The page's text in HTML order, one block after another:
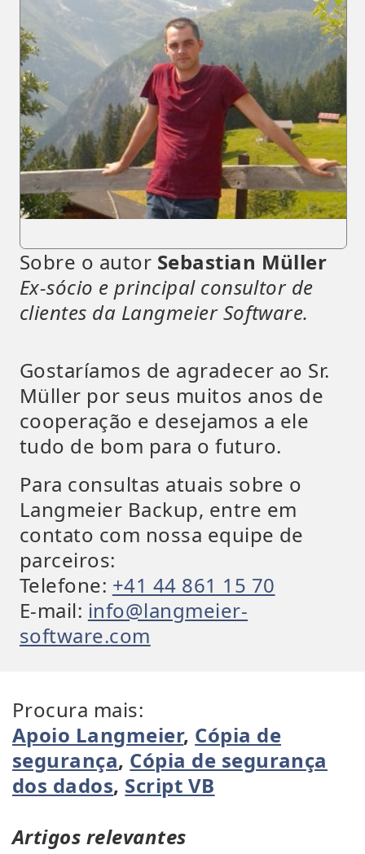
Sobre o autor Sebastian Müller
Ex-sócio e principal consultor de
clientes da Langmeier Software.
Gostaríamos de agradecer ao Sr.
Müller por seus muitos anos de
cooperação e desejamos a ele
tudo de bom para o futuro.
Para consultas atuais sobre o
Langmeier Backup, entre em
contato com nossa equipe de
parceiros:
Telefone: +41 44 861 15 70
E-mail: info@langmeier-
software.com
Procura mais:
Apoio Langmeier, Cópia de
segurança, Cópia de segurança
dos dados, Script VB
Artigos relevantes